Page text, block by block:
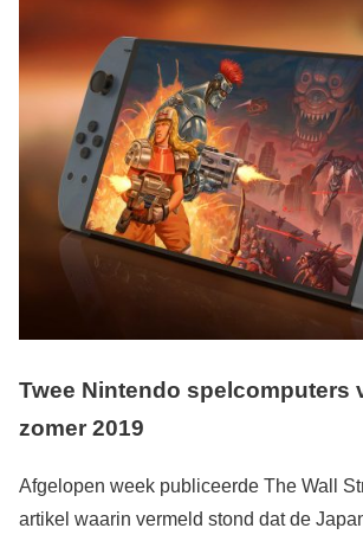
Twee Nintendo spelcomputers
zomer 2019
Afgelopen week publiceerde The Wall
artikel waarin vermeld stond dat de